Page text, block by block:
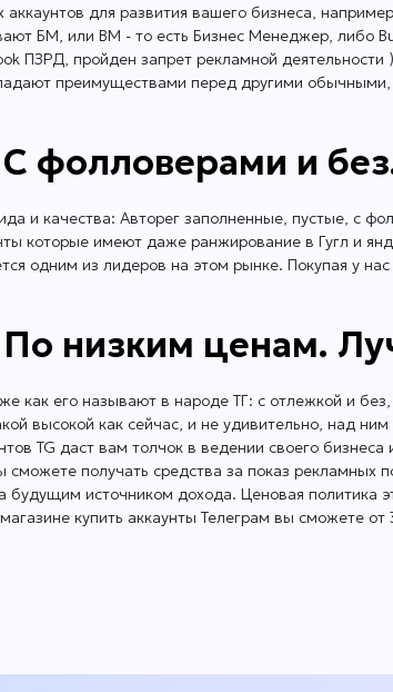
для развития вашего бизнеса,
БМ, или BM - то есть Бизнес Менеджер, либо
ПЗРД, пройден запрет рекламной
преимуществами перед другими обычными,
фолловерами и
и качества: Авторег заполненные, пустые, с
которые имеют даже ранжирование в Гугл и
одним из лидеров на этом рынке. Покупая у
низким ценам.
как его называют в народе ТГ: с отлежкой и
высокой как сейчас, и не удивительно, над
TG даст вам толчок в ведении своего
получать средства за показ
источником дохода. Ценовая политика
купить аккаунты Телеграм вы сможете от